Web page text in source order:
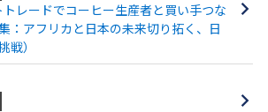
レードでコーヒー生産者と買い手つな
：アフリカと日本の未来切り拓く、日
戦）